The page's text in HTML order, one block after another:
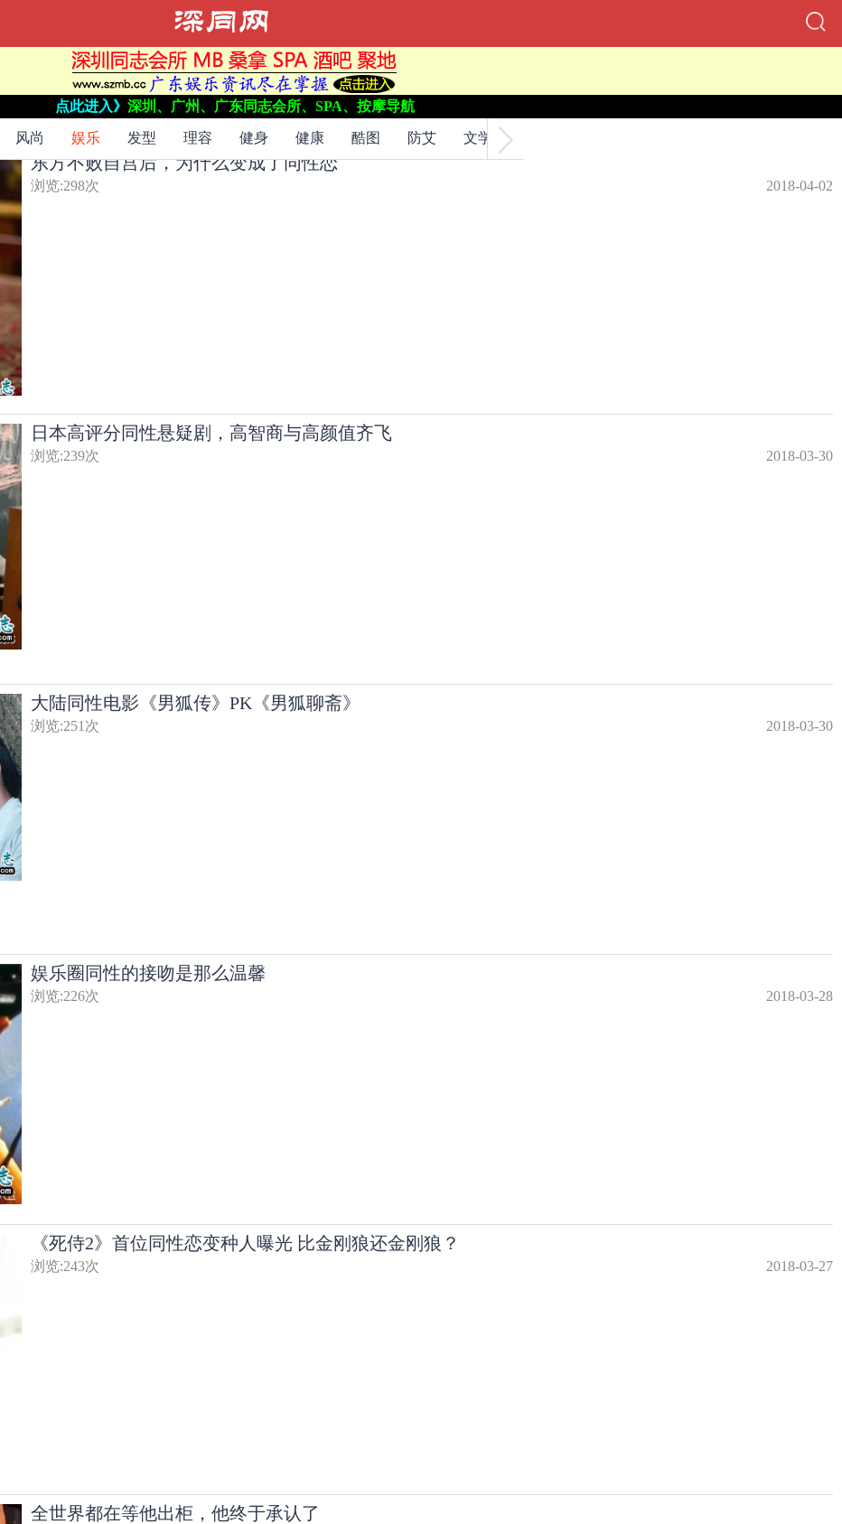
点此进入》 深圳、广州、广东同志会所、SPA、按摩导航
风尚 娱乐 发型 理容 健身 健康 酷图 防艾 文学
东方不败自宫后，为什么变成了同性恋
浏览:298次 2018-04-02
日本高评分同性悬疑剧，高智商与高颜值齐飞
浏览:239次 2018-03-30
大陆同性电影《男狐传》PK《男狐聊斋》
浏览:251 次 2018-03-30
娱乐圈同性的接吻是那么温馨
浏览:226次 2018-03-28
《死侍2》首位同性恋变种人曝光 比金刚狼还金刚狼？
浏览:243次 2018-03-27
全世界都在等他出柜，他终于承认了